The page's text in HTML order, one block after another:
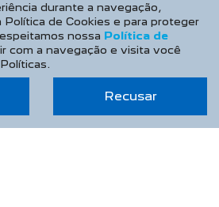
Fale Conosco
um Emotion Drive
Conosco
BLOG
durante a navegação,
de Cookies e para proteger
nossa Política de
com a navegação e visita você
Recusar